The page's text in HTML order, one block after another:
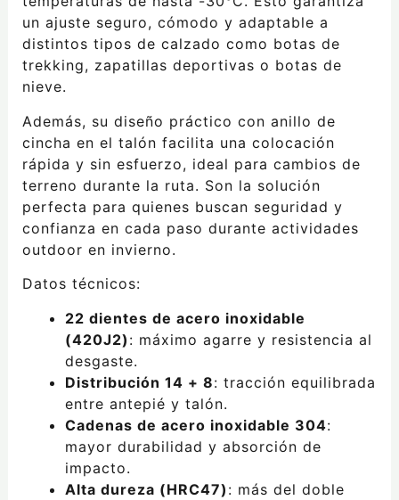
un ajuste seguro, cómodo y adaptable a
distintos tipos de calzado como botas de
trekking, zapatillas deportivas o botas de
nieve.
Además, su diseño práctico con anillo de
cincha en el talón facilita una colocación
rápida y sin esfuerzo, ideal para cambios de
terreno durante la ruta. Son la solución
perfecta para quienes buscan seguridad y
confianza en cada paso durante actividades
outdoor en invierno.
Datos técnicos:
22 dientes de acero inoxidable
(420J2) : máximo agarre y resistencia al
desgaste.
Distribución 14 + 8: tracción equilibrada
entre antepié y talón.
Cadenas de acero inoxidable 304:
mayor durabilidad y absorción de
impacto.
Alta dureza (HRC47) : más del doble